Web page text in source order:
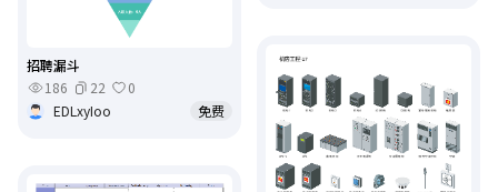
招聘漏斗
186
22
0
EDLxyIoo
免费